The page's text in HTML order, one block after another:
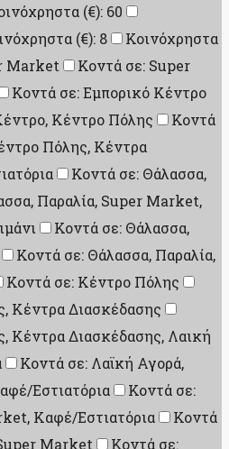
(€): 60
(€): 8
Κοινόχρηστα
Market
Κοντά σε: Super
Κοντά σε: Εμπορικό Κέντρο
Κέντρο Πόλης
Κοντά
Πόλης, Κέντρα
Κοντά σε: Θάλασσα,
Παραλία, Super Market,
Κοντά σε: Θάλασσα,
Κοντά σε: Θάλασσα, Παραλία,
Κοντά σε: Κέντρο Πόλης
Κέντρα Διασκέδασης
Κέντρα Διασκέδασης, Λαική
Κοντά σε: Λαϊκή Αγορά,
Εστιατόρια
Κοντά σε:
Καφέ/Εστιατόρια
Κοντά
Market
Κοντά σε: